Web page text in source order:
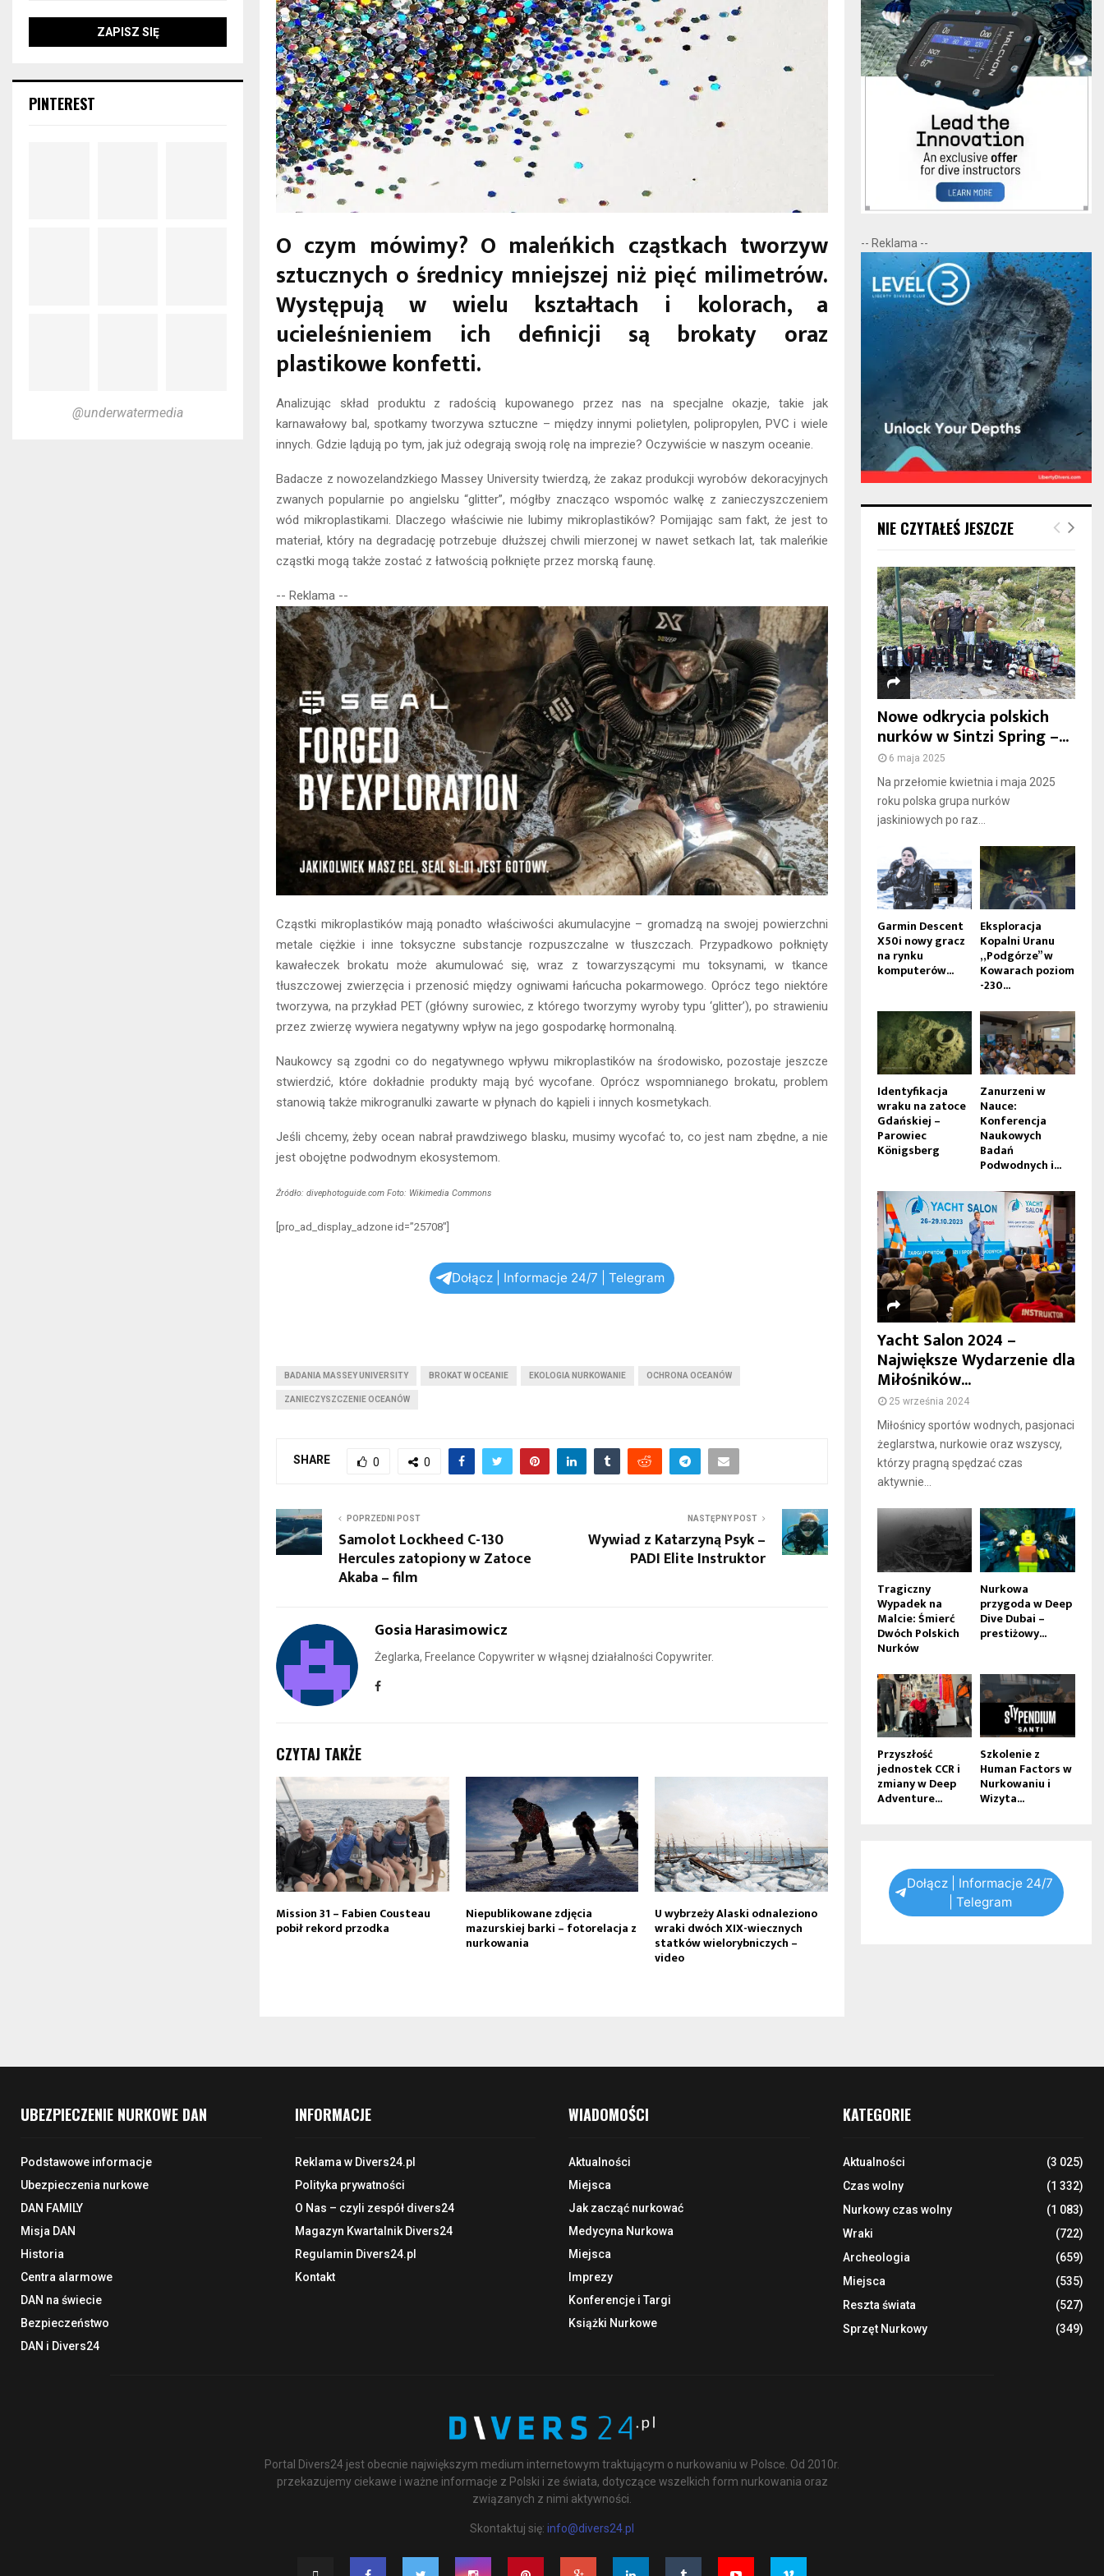
O czym mówimy? O maleńkich cząstkach tworzyw
sztucznych o średnicy mniejszej niż pięć milimetrów.
Występują w wielu kształtach i kolorach, a
ucieleśnieniem ich definicji są brokaty oraz
plastikowe konfetti.
Analizując skład produktu z radością kupowanego przez nas na specjalne okazje, takie jak
karnawałowy bal, spotkamy tworzywa sztuczne – między innymi polietylen, polipropylen, PVC i wiele
innych. Gdzie lądują po tym, jak już odegrają swoją rolę na imprezie? Oczywiście w naszym oceanie.
Badacze z nowozelandzkiego Massey University twierdzą, że zakaz produkcji wyrobów dekoracyjnych
zwanych popularnie po angielsku “glitter”, mógłby znacząco wspomóc walkę z zanieczyszczeniem
wód mikroplastikami. Dlaczego właściwie nie lubimy mikroplastików? Pomijając sam fakt, że jest to
materiał, który na degradację potrzebuje dłuższej chwili mierzonej w nawet setkach lat, tak maleńkie
cząstki mogą także zostać z łatwością połknięte przez morską faunę.
-- Reklama --
Cząstki mikroplastików mają ponadto właściwości akumulacyjne – gromadzą na swojej powierzchni
metale ciężkie i inne toksyczne substancje rozpuszczalne w tłuszczach. Przypadkowo połknięty
kawałeczek brokatu może akumulować się, wraz z towarzyszącymi mu toksynami, w tkance
tłuszczowej zwierzęcia i przenosić między ogniwami łańcucha pokarmowego. Oprócz tego niektóre
tworzywa, na przykład PET (główny surowiec, z którego tworzymy wyroby typu ‘glitter’), po strawieniu
przez zwierzę wywiera negatywny wpływ na jego gospodarkę hormonalną.
Naukowcy są zgodni co do negatywnego wpływu mikroplastików na środowisko, pozostaje jeszcze
stwierdzić, które dokładnie produkty mają być wycofane. Oprócz wspomnianego brokatu, problem
stanowią także mikrogranulki zawarte w płynach do kąpieli i innych kosmetykach.
Jeśli chcemy, żeby ocean nabrał prawdziwego blasku, musimy wycofać to, co jest nam zbędne, a nie
jest obojętne podwodnym ekosystemom.
Źródło: divephotoguide.com Foto: Wikimedia Commons
[pro_ad_display_adzone id=”25708″]
Dołącz | Informacje 24/7 | Telegram
BADANIA MASSEY UNIVERSITY BROKAT W OCEANIE EKOLOGIA NURKOWANIE OCHRONA OCEANÓW
ZANIECZYSZCZENIE OCEANÓW
SHARE 0 0
POPRZEDNI POST
Samolot Lockheed C-130
Hercules zatopiony w Zatoce
Akaba – film
NASTĘPNY POST
Wywiad z Katarzyną Psyk –
PADI Elite Instruktor
Gosia Harasimowicz
Żeglarka, Freelance Copywriter w włąsnej działalności Copywriter.
CZYTAJ TAKŻE
Mission 31 – Fabien Cousteau
pobił rekord przodka
Niepublikowane zdjęcia
mazurskiej barki – fotorelacja z
nurkowania
U wybrzeży Alaski odnaleziono
wraki dwóch XIX-wiecznych
statków wielorybniczych –
video
PINTEREST
@underwatermedia
-- Reklama --
NIE CZYTAŁEŚ JESZCZE
Nowe odkrycia polskich
nurków w Sintzi Spring –...
6 maja 2025
Na przełomie kwietnia i maja 2025
roku polska grupa nurków
jaskiniowych po raz...
Garmin Descent
X50i nowy gracz
na rynku
komputerów...
Eksploracja
Kopalni Uranu
„Podgórze” w
Kowarach poziom
-230...
Identyfikacja
wraku na zatoce
Gdańskiej –
Parowiec
Königsberg
Zanurzeni w
Nauce:
Konferencja
Naukowych
Badań
Podwodnych i...
Yacht Salon 2024 –
Największe Wydarzenie dla
Miłośników...
25 września 2024
Miłośnicy sportów wodnych, pasjonaci
żeglarstwa, nurkowie oraz wszyscy,
którzy pragną spędzać czas
aktywnie...
Tragiczny
Wypadek na
Malcie: Śmierć
Dwóch Polskich
Nurków
Nurkowa
przygoda w Deep
Dive Dubai –
prestiżowy...
Przyszłość
jednostek CCR i
zmiany w Deep
Adventure...
Szkolenie z
Human Factors w
Nurkowaniu i
Wizyta...
Dołącz | Informacje 24/7
| Telegram
UBEZPIECZENIE NURKOWE DAN
Podstawowe informacje
Ubezpieczenia nurkowe
DAN FAMILY
Misja DAN
Historia
Centra alarmowe
DAN na świecie
Bezpieczeństwo
DAN i Divers24
INFORMACJE
Reklama w Divers24.pl
Polityka prywatności
O Nas – czyli zespół divers24
Magazyn Kwartalnik Divers24
Regulamin Divers24.pl
Kontakt
WIADOMOŚCI
Aktualności
Miejsca
Jak zacząć nurkować
Medycyna Nurkowa
Miejsca
Imprezy
Konferencje i Targi
Książki Nurkowe
KATEGORIE
Aktualności
(3 025)
Czas wolny
(1 332)
Nurkowy czas wolny
(1 083)
Wraki
(722)
Archeologia
(659)
Miejsca
(535)
Reszta świata
(527)
Sprzęt Nurkowy
(349)
Portal Divers24 jest obecnie największym medium internetowym traktującym o nurkowaniu w Polsce. Od 2010r.
przekazujemy ciekawe i ważne informacje z Polski i ze świata, dotyczące wszelkich form nurkowania oraz
związanych z nimi aktywności.
Skontaktuj się: info@divers24.pl